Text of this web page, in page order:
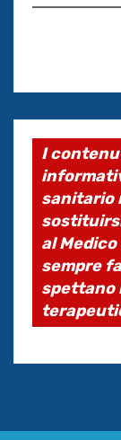
I
sanitario
al
sempre
spettano